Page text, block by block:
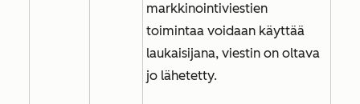
markkinointiviestien
toimintaa voidaan käyttää
laukaisijana, viestin on oltava
jo lähetetty.